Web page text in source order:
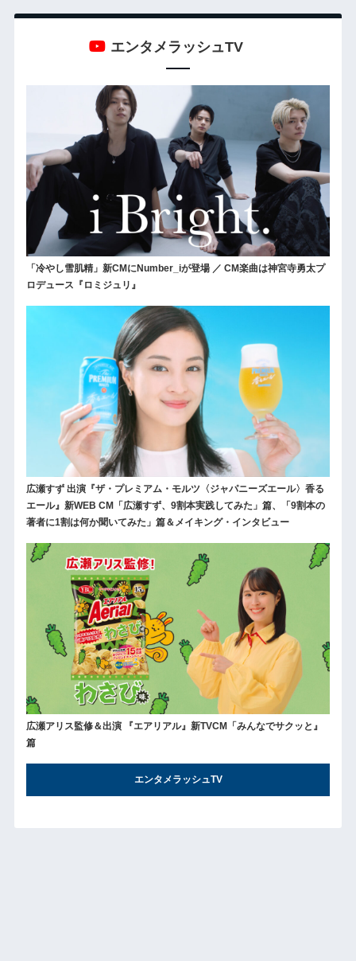
エンタメラッシュTV
「冷やし雪肌精」新CMにNumber_iが登場 ／ CM楽曲は神宮寺勇太プ
ロデュース『ロミジュリ』
広瀬すず 出演『ザ・プレミアム・モルツ〈ジャパニーズエール〉香る
エール』新WEB CM「広瀬すず、9割本実践してみた」篇、「9割本の
著者に1割は何か聞いてみた」篇＆メイキング・インタビュー
広瀬アリス監修＆出演 『エアリアル』新TVCM「みんなでサクッと』
篇
エンタメラッシュTV